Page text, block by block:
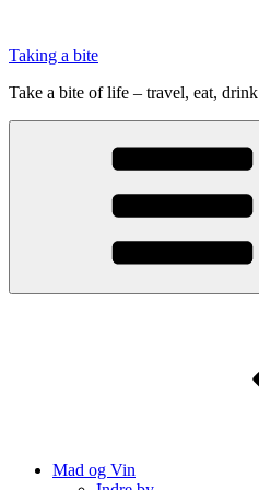
indhold
Taking a bite
Take a bite of life – travel, eat, drink
Mad og Vin